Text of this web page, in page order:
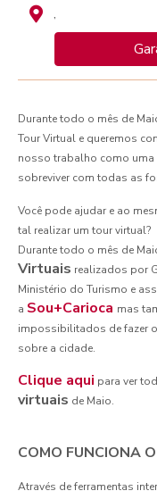
,
Durante todo o mês de
Tour Virtual e queremos
nosso trabalho como uma
sobreviver com todas as
Você pode ajudar e ao
tal realizar um tour virtual?
Durante todo o mês de
Virtuais realizados por
Ministério do Turismo e
a Sou+Carioca mas
impossibilitados de fazer
sobre a cidade.
Clique aqui para ver
virtuais de Maio.
COMO FUNCIONA
Através de ferramentas